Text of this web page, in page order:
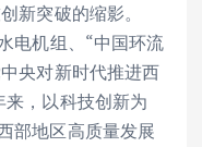
新突破的缩影。
电机组、“中国环流
央对新时代推进西
，以科技创新为
部地区高质量发展